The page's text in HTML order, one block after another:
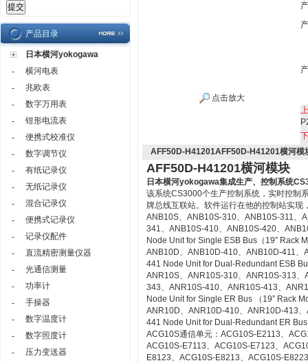
产品目录
日本横河yokogawa
-
横河电表
-
兆欧表
-
数字万用表
-
钳形电流表
-
便携式校准仪
-
数字调节仪
-
有纸记录仪
-
无纸记录仪
-
混合记录仪
-
便携式记录仪
-
记录仪配件
-
直流精密测量仪器
-
光通信测量
-
功率计
-
手操器
-
数字温度计
-
数字照度计
-
压力变送器
点击放大
AFF50D-H41201AFF50D-H41201横河模
AFF50D-H41201横河模块
日本横河yokogawa集成生产、控制系统
该系统CS3000个生产控制系统，实时控制
牌总线互联站。软件运行在他的控制站实
ANB10S、ANB10S-310、ANB10S-311、
341、ANB10S-410、ANB10S-420、
Node Unit for Single ESB Bus（19” Rack
ANB10D、ANB10D-410、ANB10D-411
441 Node Unit for Dual-Redundant ESB
ANR10S、ANR10S-310、ANR10S-313
343、ANR10S-410、ANR10S-413、
Node Unit for Single ER Bus （19” Rack
ANR10D、ANR10D-410、ANR10D-413
441 Node Unit for Dual-Redundant ER
ACG10S通信单元：ACG10S-E2113、
ACG10S-E7113、ACG10S-E7123、
E8123、ACG10S-E8213、ACG10S-